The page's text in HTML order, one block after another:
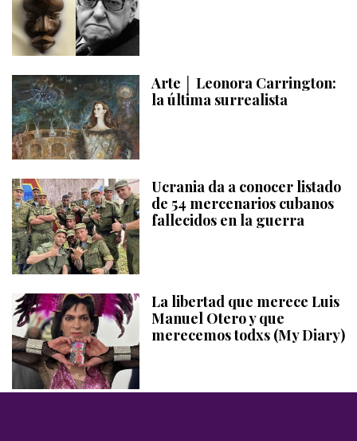
Arte │ Leonora Carrington:
la última surrealista
Ucrania da a conocer listado
de 54 mercenarios cubanos
fallecidos en la guerra
La libertad que merece Luis
Manuel Otero y que
merecemos todxs (My Diary)